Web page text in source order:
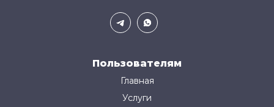
Пользователям
Главная
Услуги